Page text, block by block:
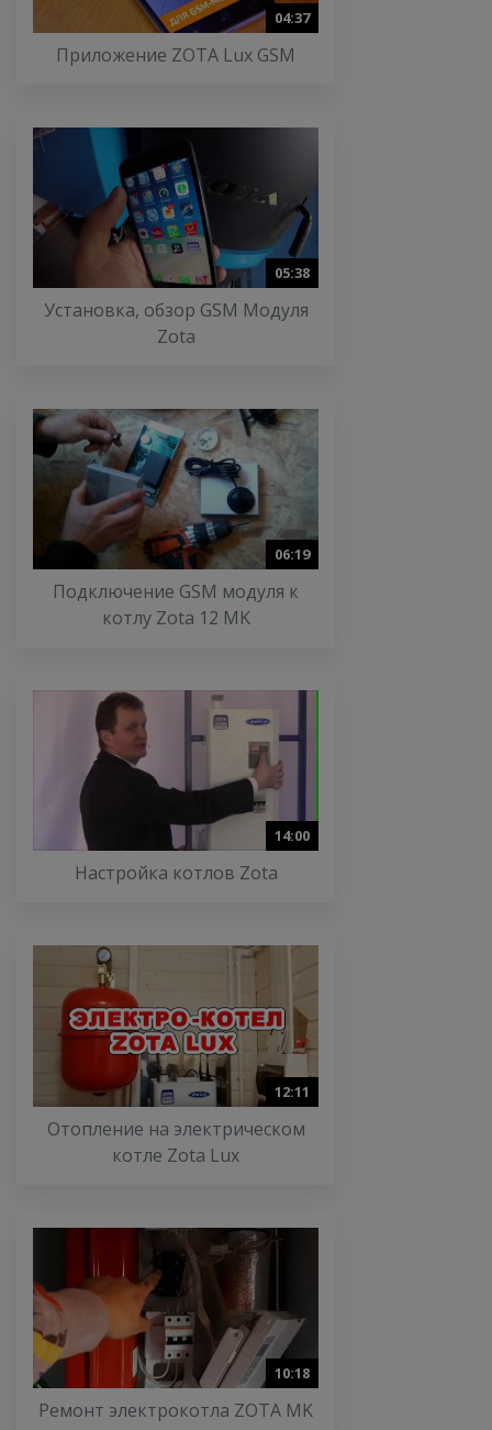
04:37
Приложение ZOTA Lux GSM
05:38
Установка, обзор GSM Модуля
Zota
06:19
Подключение GSM модуля к
котлу Zota 12 MK
14:00
Настройка котлов Zota
12:11
Отопление на электрическом
котле Zota Lux
10:18
Ремонт электрокотла ZOTA MK